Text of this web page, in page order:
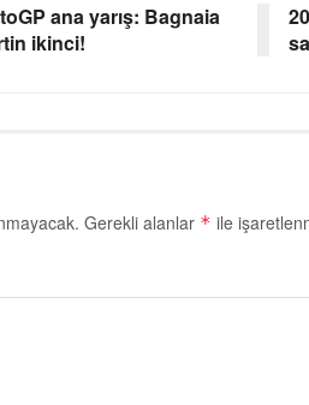
ana yarış: Bagnaia
ikinci!
Gerekli alanlar * ile